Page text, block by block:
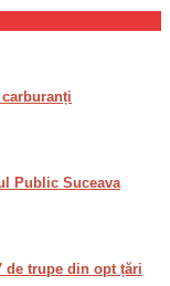
Public Suceava
de trupe din opt țări